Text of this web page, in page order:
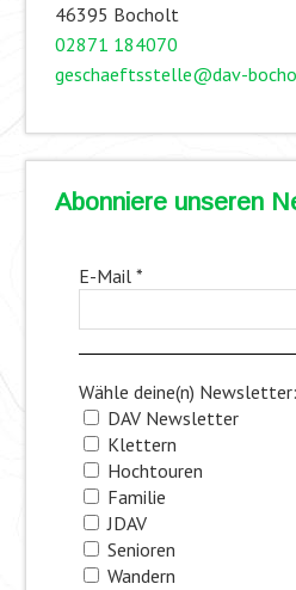
46395 Bocholt
02871 184070
geschaeftsstelle@dav-
Abonniere unseren
E-Mail *
Wähle deine(n) Newsletter:
DAV Newsletter
Klettern
Hochtouren
Familie
JDAV
Senioren
Wandern